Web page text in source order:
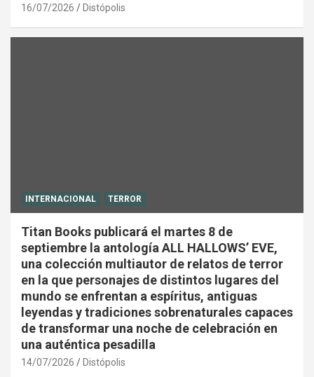
16/07/2026 Distópolis
INTERNACIONAL TERROR
Titan Books publicará el martes 8 de
septiembre la antología ALL HALLOWS’ EVE,
una colección multiautor de relatos de terror
en la que personajes de distintos lugares del
mundo se enfrentan a espíritus, antiguas
leyendas y tradiciones sobrenaturales capaces
de transformar una noche de celebración en
una auténtica pesadilla
14/07/2026 Distópolis